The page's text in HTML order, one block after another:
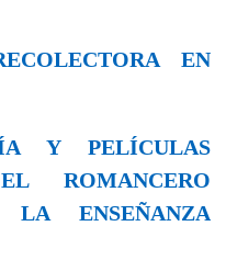
EN
Y PELÍCULAS
ROMANCERO
LA ENSEÑANZA